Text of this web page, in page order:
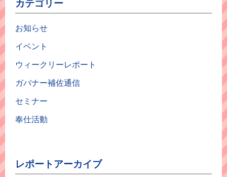
カテゴリー
お知らせ
イベント
ウィークリーレポート
ガバナー補佐通信
セミナー
奉仕活動
レポートアーカイブ